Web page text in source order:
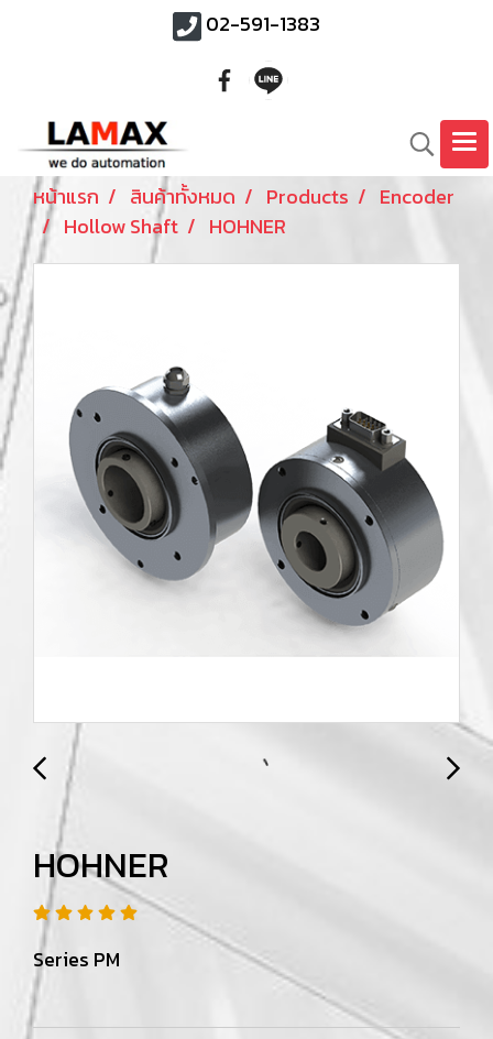
02-591-1383
หน้าแรก สินค้าทั้งหมด Products
Encoder
Hollow Shaft
HOHNER
HOHNER
Series PM